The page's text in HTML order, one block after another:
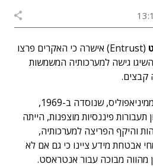
(Entrust) אישרה כי האקרים פרצו
גישה למערכותיה המשמשות
קבצים.
ספקית האבטחה הוותיקה ממיניאפוליס, שנוסדה ב-1969,
יום ב-24 מיליון תעבורות פיננסיות מוצפנות, הייתה
והיקף הפריצה למערכותיה,
אבטחת מידע ציינו כי גם אם לא
מהווה מבוכה עבור אנטראסט.